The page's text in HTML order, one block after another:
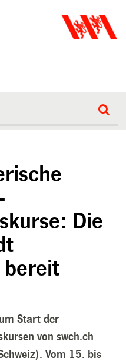
Die
Start der
von swch.ch
Vom 15. bis